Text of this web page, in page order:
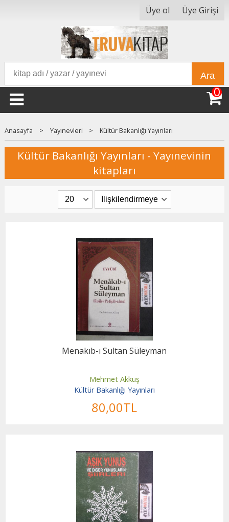
Üye ol Üye Girişi
Ara
0
Anasayfa > Yayınevleri > Kültür Bakanlığı Yayınları
Kültür Bakanlığı Yayınları - Yayınevinin
kitapları
Menakıb-ı Sultan Süleyman
Mehmet Akkuş
Kültür Bakanlığı Yayınları
80,00TL